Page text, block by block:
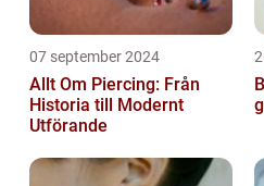
07 september 2024
Allt Om Piercing: Från
Historia till Modernt
Utförande